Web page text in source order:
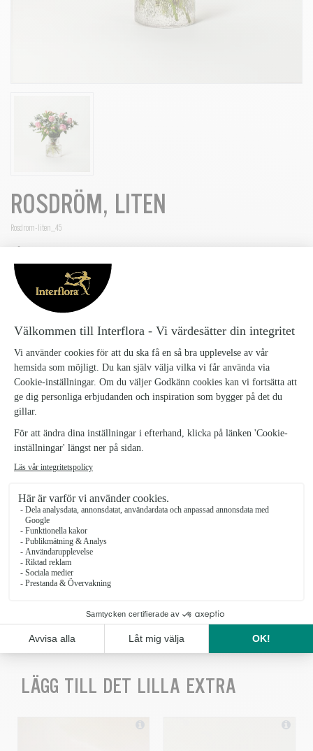
ROSDRÖM, LITEN
Rosdrom-liten_45
romantik och grönt! Innehåller förutom rosor även alstroemeria,
tistlar och grönt.
Alstroemerian levereras oftast knoppig men kommer att slå ut och
blomma vackert och länge.
Rosdröm, liten 579 kr
Rosdröm, mellan 799 kr
Rosdröm, stor 1129 kr
Antal
KÖP
LÄGG TILL DET LILLA EXTRA